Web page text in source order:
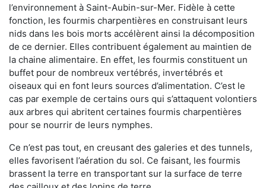
l’environnement à Saint-Aubin-sur-Mer. Fidèle à cette
fonction, les fourmis charpentières en construisant leurs
nids dans les bois morts accélèrent ainsi la décomposition
de ce dernier. Elles contribuent également au maintien de
la chaine alimentaire. En effet, les fourmis constituent un
buffet pour de nombreux vertébrés, invertébrés et
oiseaux qui en font leurs sources d’alimentation. C’est le
cas par exemple de certains ours qui s’attaquent volontiers
aux arbres qui abritent certaines fourmis charpentières
pour se nourrir de leurs nymphes.
Ce n’est pas tout, en creusant des galeries et des tunnels,
elles favorisent l’aération du sol. Ce faisant, les fourmis
brassent la terre en transportant sur la surface de terre